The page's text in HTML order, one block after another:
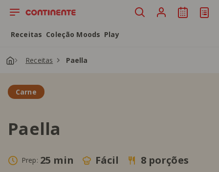
Saltar para o conteúdo principal
Receitas Coleção Moods Play
Receitas Paella
Carne
Paella
Prep: 25 min Fácil
8 porções